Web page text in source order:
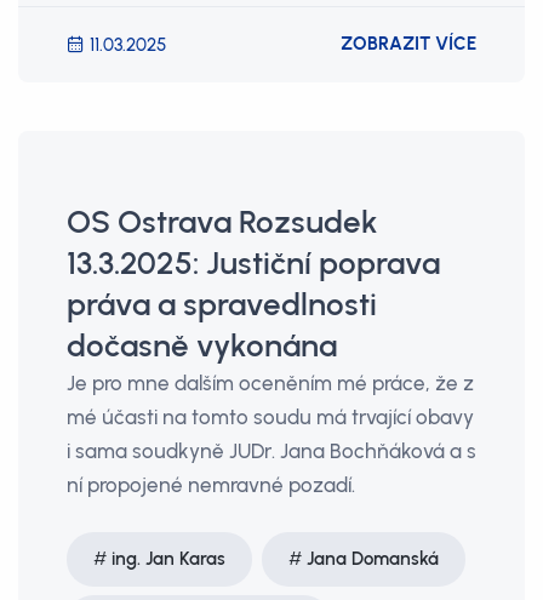
11.03.2025 ZOBRAZIT VÍCE
OS Ostrava Rozsudek
13.3.2025: Justiční poprava
práva a spravedlnosti
dočasně vykonána
Je pro mne dalším oceněním mé práce, že z
mé účasti na tomto soudu má trvající obavy
i sama soudkyně JUDr. Jana Bochňáková a s
ní propojené nemravné pozadí.
ing. Jan Karas Jana Domanská